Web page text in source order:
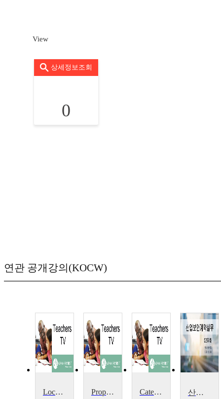
View
상세정보조회
0
연관 공개강의(KOCW)
Local Authority Contracts Property Development, Contracts and Revenue Generation Catering Contracts 산업보안 계약실무